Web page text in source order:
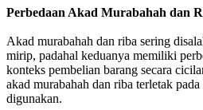
Perbedaan Akad Murabahah dan
Akad murabahah dan riba sering
mirip, padahal keduanya memiliki
konteks pembelian barang secara
akad murabahah dan riba terletak
digunakan.